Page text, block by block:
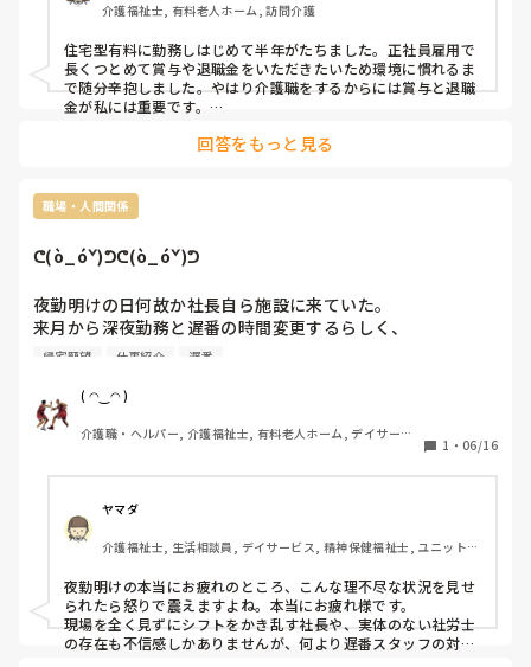
夜勤専従もありますが、なかなか踏み込めず応募できていま
せん。
決まるまで、カイテクで、働きますが、早く決めないとと焦
ってます。
応募して正社員目指すのか?夜勤専従なのか?
介護福祉士, 有料老人ホーム, 訪問介護
住宅型有料に勤務しはじめて半年がたちました。正社員雇用で
長くつとめて賞与や退職金をいただきたいため環境に慣れるま
で随分辛抱しました。やはり介護職をするからには賞与と退職
金が私には重要です。
回答をもっと見る
職場・人間関係
ᕦ(ò_óˇ)ᕤᕦ(ò_óˇ)ᕤ
夜勤明けの日何故か社長自ら施設に来ていた。
来月から深夜勤務と遅番の時間変更するらしく、
一応説明の為に来たらしいᕦ(ò_óˇ)ᕤ
ここで登場する謎めいた社労士ᕦ(ò_óˇ)ᕤ
労務管理をしているのかどうか誰も分からない⁇
会ったこと無いし何処に居るのかも不明m(._.)m
が左右されるらしいᕦ(ò_óˇ)ᕤ
お花畑管理者に労務管理指導してないから毎回毎回とんでも
なく過酷なシフトを作り、スタッフは皆んな疲弊してやさぐ
れて無関心になる。利用者を平気で放置する事態になるんで
すけど、一度きちんと指導して下さいと
社長には直談判したけど無視されましたᕦ(ò_óˇ)ᕤ
都合悪かったのか？それともご自身も労務管理の知識不足な
のを知られたく無いのか？
帰宅願望 仕事紹介 遅番
( ◠‿◠ )
介護職・ヘルパー, 介護福祉士, 有料老人ホーム, デイサービ
1 ・ 06/16
ヤマダ
介護福祉士, 生活相談員, デイサービス, 精神保健福祉士, ユニット型
​夜勤明けの本当にお疲れのところ、こんな理不尽な状況を見せ
られたら怒りで震えますよね。本当にお疲れ様です。
​現場を全く見ずにシフトをかき乱す社長や、実体のない社労士
の存在も不信感しかありませんが、何より遅番スタッフの対応